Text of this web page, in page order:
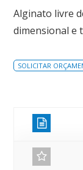
Alginato livre
dimensional e
SOLICITAR